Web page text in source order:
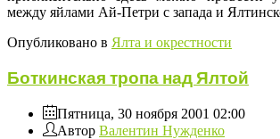
между яйлами Ай-Петри с запада и
Опубликовано в Ялта и окрестности
Боткинская тропа над Ялтой
Пятница, 30 ноября 2001 02:00
Автор Валентин Нужденко